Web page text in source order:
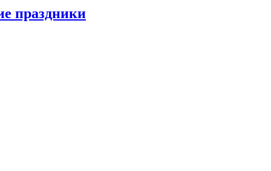
праздники